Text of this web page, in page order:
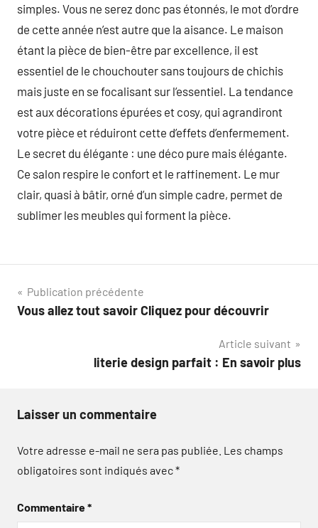
simples. Vous ne serez donc pas étonnés, le mot d’ordre
de cette année n’est autre que la aisance. Le maison
étant la pièce de bien-être par excellence, il est
essentiel de le chouchouter sans toujours de chichis
mais juste en se focalisant sur l’essentiel. La tendance
est aux décorations épurées et cosy, qui agrandiront
votre pièce et réduiront cette d’effets d’enfermement.
Le secret du élégante : une déco pure mais élégante.
Ce salon respire le confort et le raffinement. Le mur
clair, quasi à bâtir, orné d’un simple cadre, permet de
sublimer les meubles qui forment la pièce.
Navigation
de
Publication précédente
Vous allez tout savoir Cliquez pour découvrir
Article suivant
literie design parfait : En savoir plus
Laisser un commentaire
Votre adresse e-mail ne sera pas publiée. Les champs
obligatoires sont indiqués avec*
Commentaire*